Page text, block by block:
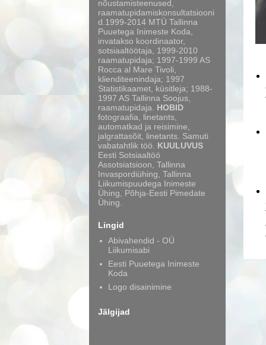
nõustamisteenused,
raamatupidamiskonsultatsiooni
d.1999-2014 MTÜ Tallinna
Puuetega Inimeste Koda,
invatakso koordinaator,
sotsiaaltöötaja, 1999-2010
raamatupidaja; 1997-1999 AS
Rocca al Mare Tivoli,
klienditeenindaja; 1997
Statistikaamet, küsitleja; 1988-
1997 AS Tallinna Soojus,
raamatupidaja. HOBID
fotograafia, linetants,
automatkad ja reisimine,
jalgrattasõit, linetants. Samuti
vabatahtlik töö. KUULUVUS
Eesti Sotsiaaltöö
Assotsiatsioon, Tallinna
Invaspordiühing, Tallinna
Liikumispuudega Inimeste
Ühing, Põhja-Eesti Pimedate
Ühing.
Lingid
Abivahendid - OÜ
Liikumisabi
Eesti Puuetega Inimeste
Koda
Logo disainimine
Jälgijad